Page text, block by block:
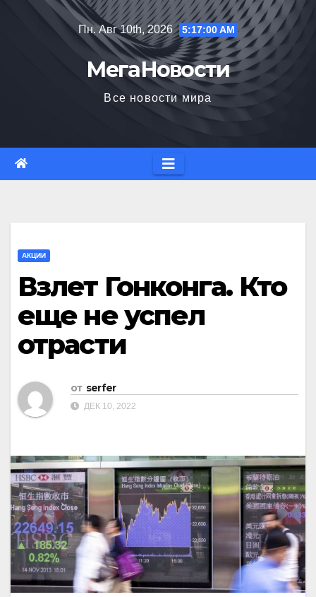
Пн. Авг 10th, 2026 5:17:00 AM
МегаНовости
Все новости мира
АКЦИИ
Взлет Гонконга. Кто
еще не успел
отрасти
от serfer
ДЕК 10, 2022